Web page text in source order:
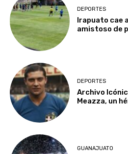
DEPORTES
Irapuato cae
amistoso de
DEPORTES
Archivo
Meazza, un
GUANAJUATO